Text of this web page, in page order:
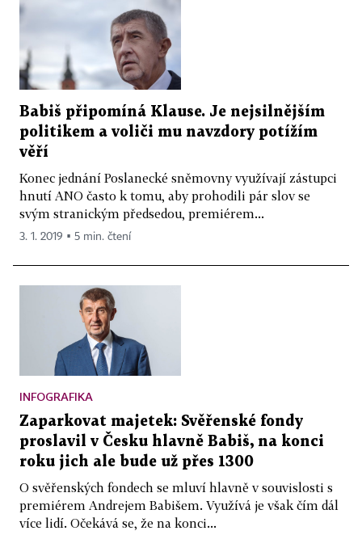
Babiš připomíná Klause. Je nejsilnějším
politikem a voliči mu navzdory potížím
věří
Konec jednání Poslanecké sněmovny využívají zástupci
hnutí ANO často k tomu, aby prohodili pár slov se
svým stranickým předsedou, premiérem...
3. 1. 2019 ▪ 5 min. čtení
INFOGRAFIKA
Zaparkovat majetek: Svěřenské fondy
proslavil v Česku hlavně Babiš, na konci
roku jich ale bude už přes 1300
O svěřenských fondech se mluví hlavně v souvislosti s
premiérem Andrejem Babišem. Využívá je však čím dál
více lidí. Očekává se, že na konci...